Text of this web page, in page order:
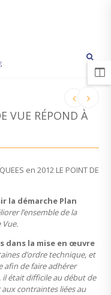
VUE RÉPOND À
en 2012 LE POINT DE
la démarche Plan
l’ensemble de la
dans la mise en œuvre
d’ordre technique, et
afin de faire adhérer
il était difficile au début de
contraintes liées au